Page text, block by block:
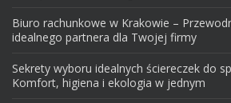
Biuro rachunkowe w Krakowie –
idealnego partnera dla Twojej firmy
Sekrety wyboru idealnych ściereczek do
Komfort, higiena i ekologia w jednym